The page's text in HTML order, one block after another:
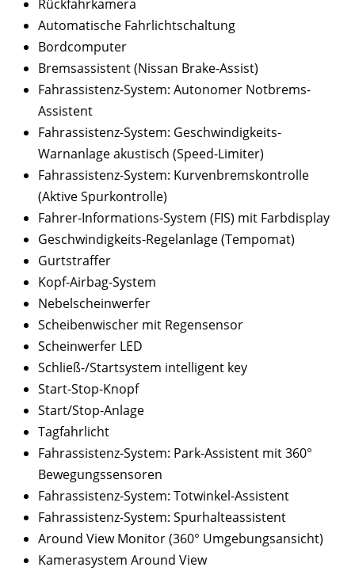
Rückfahrkamera
Automatische Fahrlichtschaltung
Bordcomputer
Bremsassistent (Nissan Brake-Assist)
Fahrassistenz-System: Autonomer Notbrems-
Assistent
Fahrassistenz-System: Geschwindigkeits-
Warnanlage akustisch (Speed-Limiter)
Fahrassistenz-System: Kurvenbremskontrolle
(Aktive Spurkontrolle)
Fahrer-Informations-System (FIS) mit Farbdisplay
Geschwindigkeits-Regelanlage (Tempomat)
Gurtstraffer
Kopf-Airbag-System
Nebelscheinwerfer
Scheibenwischer mit Regensensor
Scheinwerfer LED
Schließ-/Startsystem intelligent key
Start-Stop-Knopf
Start/Stop-Anlage
Tagfahrlicht
Fahrassistenz-System: Park-Assistent mit 360°
Bewegungssensoren
Fahrassistenz-System: Totwinkel-Assistent
Fahrassistenz-System: Spurhalteassistent
Around View Monitor (360° Umgebungsansicht)
Kamerasystem Around View